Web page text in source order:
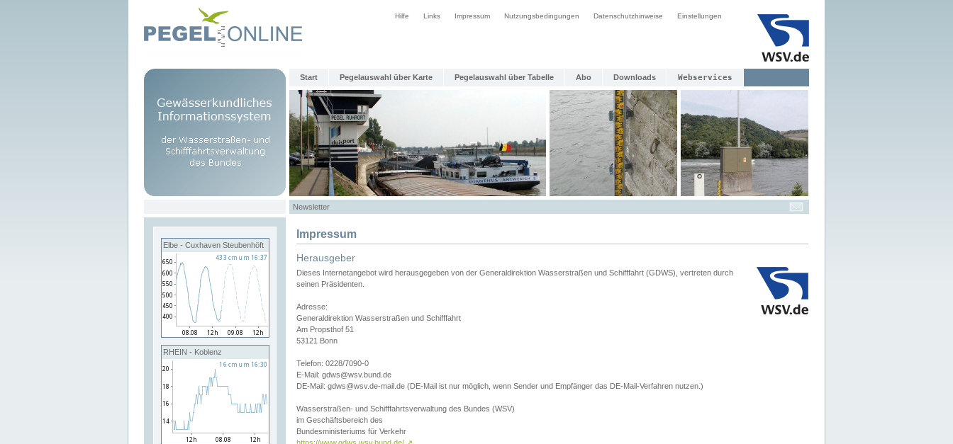
Hilfe Links Impressum Nutzungsbedingungen Datenschutzhinweise Einstellungen
Start Pegelauswahl über Karte Pegelauswahl über Tabelle Abo Downloads Webservices
Newsletter
Elbe - Cuxhaven Steubenhöft
RHEIN - Koblenz
Impressum
Herausgeber
Dieses Internetangebot wird herausgegeben von der Generaldirektion Wasserstraßen und Schifffahrt (GDWS), vertreten durch
seinen Präsidenten.
Adresse:
Generaldirektion Wasserstraßen und Schifffahrt
Am Propsthof 51
53121 Bonn
Telefon: 0228/7090-0
E-Mail: gdws@wsv.bund.de
DE-Mail: gdws@wsv.de-mail.de (DE-Mail ist nur möglich, wenn Sender und Empfänger das DE-Mail-Verfahren nutzen.)
Wasserstraßen- und Schifffahrtsverwaltung des Bundes (WSV)
im Geschäftsbereich des
Bundesministeriums für Verkehr